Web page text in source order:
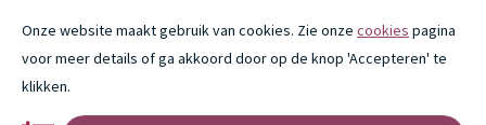
Onze website maakt gebruik van cookies. Zie onze cookies pagina
voor meer details of ga akkoord door op de knop 'Accepteren' te
klikken.